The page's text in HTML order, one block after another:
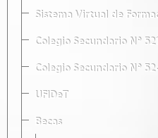
Sistema Virtual de
Colegio Secundario Nº
Colegio Secundario Nº
UFIDeT
Becas